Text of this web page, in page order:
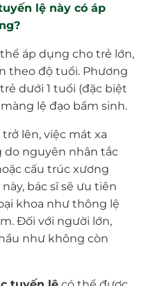
lệ này có áp
áp dụng cho trẻ lớn,
theo độ tuổi. Phương
dưới 1 tuổi (đặc biệt
lệ đạo bẩm sinh.
lên, việc mát xa
nguyên nhân tắc
cấu trúc xương
bác sĩ sẽ ưu tiên
khoa như thông lệ
Đối với người lớn,
như không còn